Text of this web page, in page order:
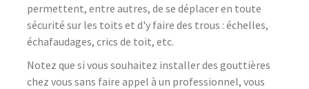
permettent, entre autres, de se déplacer en toute
sécurité sur les toits et d'y faire des trous : échelles,
échafaudages, crics de toit, etc.
Notez que si vous souhaitez installer des gouttières
chez vous sans faire appel à un professionnel, vous